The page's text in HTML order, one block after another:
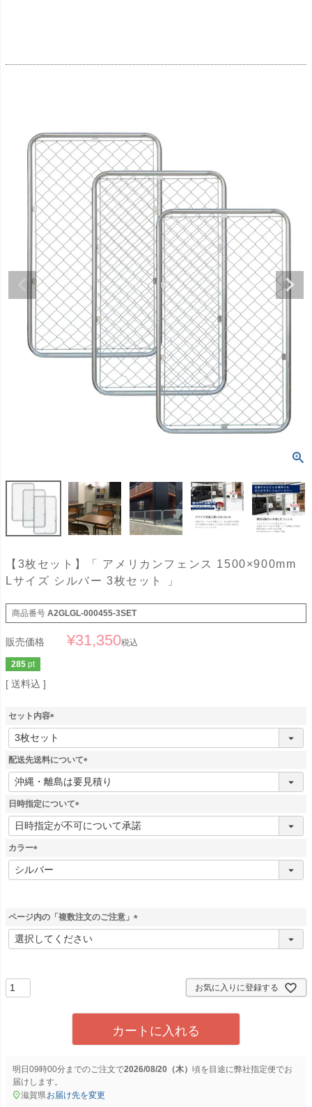
【3枚セット】「 アメリカンフェンス 1500×900mm
Lサイズ シルバー 3枚セット 」
商品番号 A2GLGL-000455-3SET
販売価格 ¥31,350税込
285 pt
送料込
セット内容
(
必
須
配送先送料について
(
必
日時指定について
(
必
カラー
(
必
ページ内の「複数注文のご注意」
(
お気に入りに登録する
カートに入れる
明日 09時00分までのご注文で2026/08/20（木） に弊社指定便でお
届けします。
滋賀県お届け先を変更